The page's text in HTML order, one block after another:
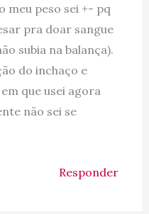
meu peso sei +- pq
pra doar sangue
subia na balança).
do inchaço e
que usei agora
não sei se
Responder